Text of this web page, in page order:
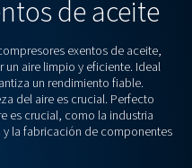
de
de compresores
un aire limpio y
garantiza un
pureza del aire es